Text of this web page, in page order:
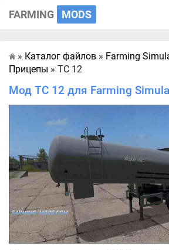
FARMING MODS
Главная
» Каталог файлов » Farming
Прицепы » TC 12
Мод TC 12 для Farming